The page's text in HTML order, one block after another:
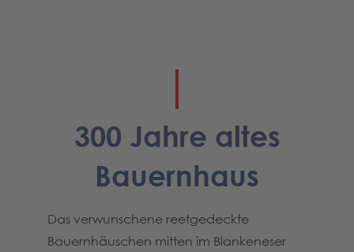
300 Jahre altes
Bauernhaus
Das verwunschene reetgedeckte
Bauernhäuschen mitten im Blankeneser